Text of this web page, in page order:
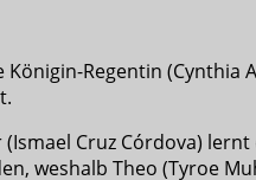
Regentin (Cynthia
Cruz Córdova)
weshalb Theo (Tyroe